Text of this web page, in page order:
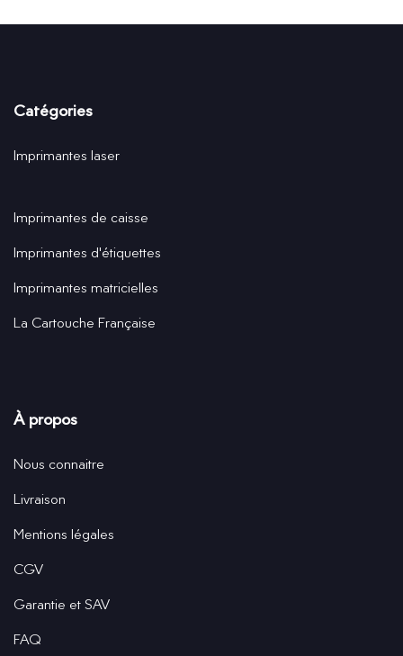
Catégories
Imprimantes laser
Imprimantes de caisse
Imprimantes d'étiquettes
Imprimantes matricielles
La Cartouche Française
À propos
Nous connaitre
Livraison
Mentions légales
CGV
Garantie et SAV
FAQ